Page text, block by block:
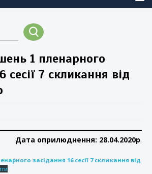
1 пленарного
сесії 7 скликання від
Дата оприлюднення: 28.04.2020р.
засідання 16 сесії 7 скликання від